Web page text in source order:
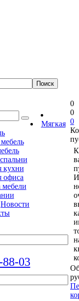
Мягкая
кухни
офиса
мебели
Новости
03
0
0
0